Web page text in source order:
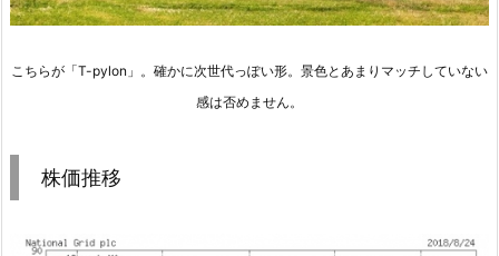
こちらが「T-pylon」。確かに次世代っぽい形。景色とあまりマッチしていない
感は否めません。
株価推移